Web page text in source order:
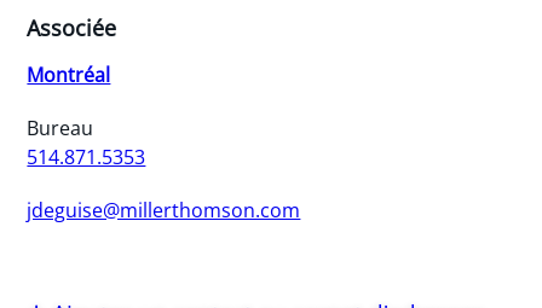
Associée
Montréal
Bureau
514.871.5353
jdeguise@millerthomson.com